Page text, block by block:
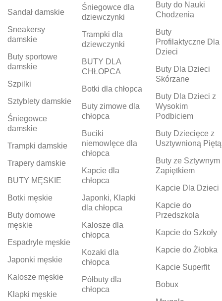
Sandał damskie
Sneakersy
damskie
Buty sportowe
damskie
Szpilki
Sztyblety damskie
Śniegowce
damskie
Trampki damskie
Trapery damskie
BUTY MĘSKIE
Botki męskie
Buty domowe
męskie
Espadryle męskie
Japonki męskie
Kalosze męskie
Klapki męskie
Śniegowce dla
dziewczynki
Trampki dla
dziewczynki
BUTY DLA
CHŁOPCA
Botki dla chłopca
Buty zimowe dla
chłopca
Buciki
niemowlęce dla
chłopca
Kapcie dla
chłopca
Japonki, Klapki
dla chłopca
Kalosze dla
chłopca
Kozaki dla
chłopca
Półbuty dla
chłopca
Buty do Nauki
Chodzenia
Buty
Profilaktyczne Dla
Dzieci
Buty Dla Dzieci
Skórzane
Buty Dla Dzieci z
Wysokim
Podbiciem
Buty Dziecięce z
Usztywnioną Piętą
Buty ze Sztywnym
Zapiętkiem
Kapcie Dla Dzieci
Kapcie do
Przedszkola
Kapcie do Szkoły
Kapcie do Żłobka
Kapcie Superfit
Bobux